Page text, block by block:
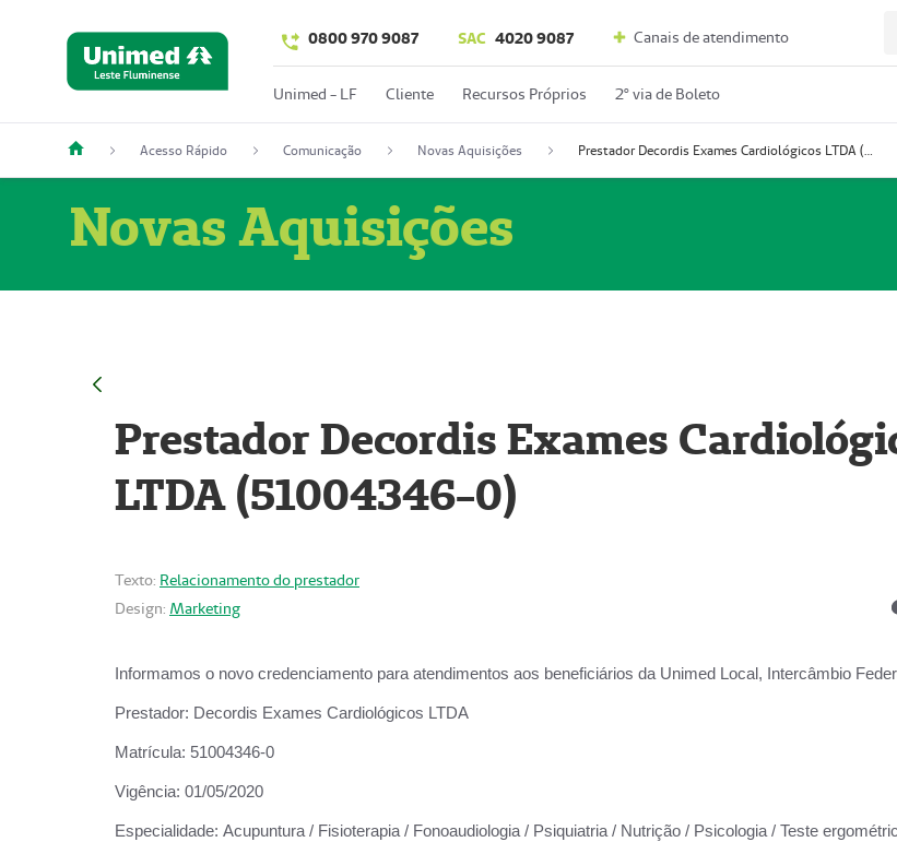
0800 970 9087 SAC 4020 9087 Canais de atendimento
Unimed - LF Cliente Recursos Próprios 2º via de Boleto
Acesso Rápido Comunicação Novas Aquisições Prestador Decordis Exames Cardiológicos LTDA (51004346-0)
Novas Aquisições
Prestador Decordis Exames
LTDA (51004346-0)
Texto: Relacionamento do prestador
Design: Marketing
Informamos o novo credenciamento para atendimentos aos beneficiários da Unimed Local, Intercâmbio
Prestador: Decordis Exames Cardiológicos LTDA
Matrícula: 51004346-0
Vigência: 01/05/2020
Especialidade: Acupuntura / Fisioterapia / Fonoaudiologia / Psiquiatria / Nutrição / Psicologia / Teste